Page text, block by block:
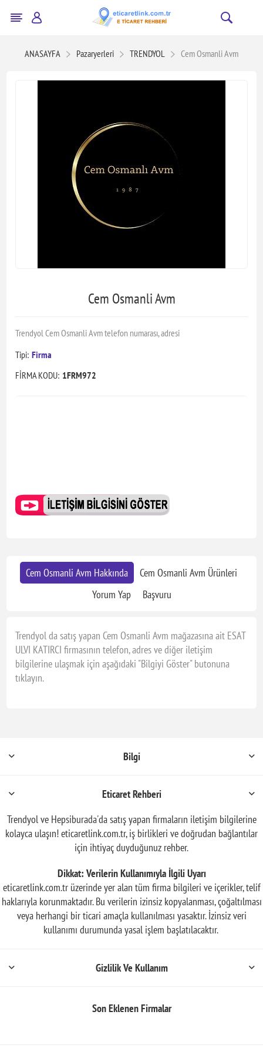
ANASAYFA Pazaryerleri TRENDYOL Cem Osmanli Avm
Cem Osmanli Avm
Trendyol Cem Osmanli Avm telefon numarası, adresi
Tipi: Firma
FİRMA KODU: 1FRM972
Cem Osmanli Avm Hakkında
Cem Osmanli Avm Ürünleri
Yorum Yap
Başvuru
Trendyol da satış yapan Cem Osmanli Avm mağazasına ait ESAT
ULVI KATIRCI firmasının telefon, adres ve diğer iletişim
bilgilerine ulaşmak için aşağıdaki "Bilgiyi Göster" butonuna
tıklayın.
Bilgi
Eticaret Rehberi
Trendyol ve Hepsiburada'da satış yapan firmaların iletişim bilgilerine
kolayca ulaşın! eticaretlink.com.tr, iş birlikleri ve doğrudan bağlantılar
için ihtiyaç duyduğunuz rehber.
Dikkat: Verilerin Kullanımıyla İlgili Uyarı
eticaretlink.com.tr üzerinde yer alan tüm firma bilgileri ve içerikler, telif
haklarıyla korunmaktadır. Bu verilerin izinsiz kopyalanması, çoğaltılması
veya herhangi bir ticari amaçla kullanılması yasaktır. İzinsiz veri
kullanımı durumunda yasal işlem başlatılacaktır.
Gizlilik Ve Kullanım
Son Eklenen Firmalar